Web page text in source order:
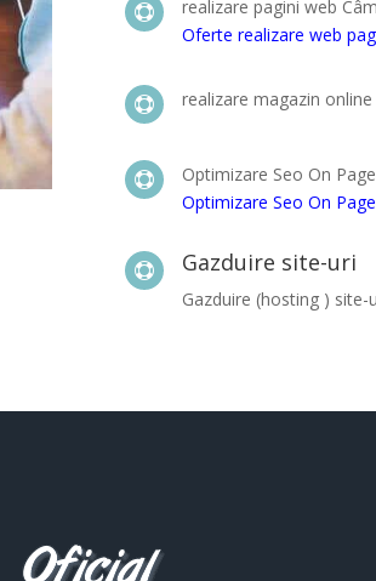

realizare pagini web
Oferte realizare web
 realizare magazin

Optimizare Seo On Page
Optimizare Seo On
 Gazduire site-uri
Gazduire (hosting ) site-